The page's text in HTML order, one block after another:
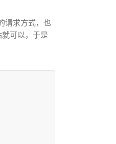
请求方式，也
可以，于是